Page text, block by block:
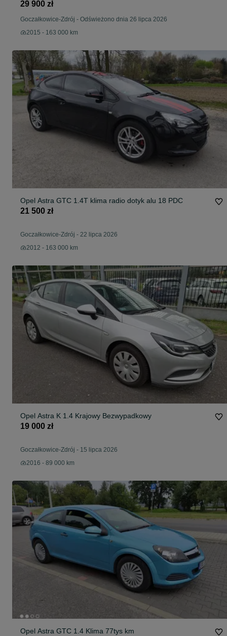
29 900 zł
Goczałkowice-Zdrój - Odświeżono dnia 26 lipca 2026
2015 - 163 000 km
Opel Astra GTC 1.4T klima radio dotyk alu 18 PDC
21 500 zł
Goczałkowice-Zdrój - 22 lipca 2026
2012 - 163 000 km
Opel Astra K 1.4 Krajowy Bezwypadkowy
19 000 zł
Goczałkowice-Zdrój - 15 lipca 2026
2016 - 89 000 km
Opel Astra GTC 1.4 Klima 77tys km